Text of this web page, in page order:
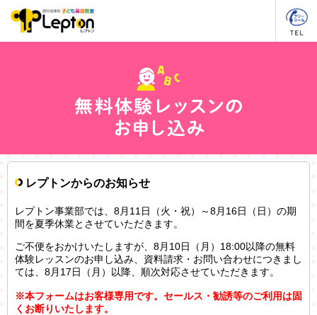
レプトンからのお知らせ
レプトン事業部では、8月11日（火・祝）～8月16日（日）の期
間を夏季休業とさせていただきます。
ご不便をおかけいたしますが、8月10日（月）18:00以降の無料
体験レッスンのお申し込み、資料請求・お問い合わせにつきまし
ては、8月17日（月）以降、順次対応させていただきます。
※本フォームはお客様専用です。セールス・勧誘等のご利用は固
くお断りいたします。